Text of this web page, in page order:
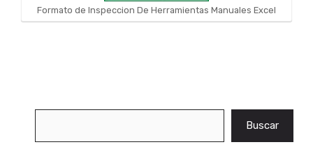
Formato de Inspeccion De Herramientas Manuales Excel
Buscar